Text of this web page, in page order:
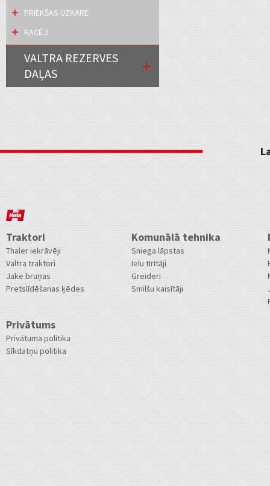
PRIEKŠAS UZKARE
RACĒJI
VALTRA REZERVES
DAĻAS
Traktori
Thaler iekrāvēji
Valtra traktori
Jake bruņas
Pretslīdēšanas ķēdes
Komunālā tehnika
Sniega lāpstas
Ielu tīrītāji
Greideri
Smilšu kaisītāji
Privātums
Privātuma politika
Sīkdatņu politika